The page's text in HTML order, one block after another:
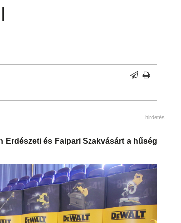
hirdetés
és Faipari Szakvásárt a hűség